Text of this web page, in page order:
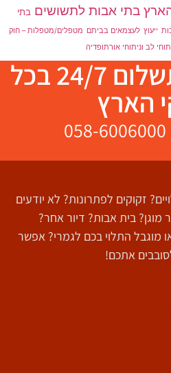
בתי אבות לתשושים בתי
ייעוץ לעצמאים בביתם מטפלים/מטפלות – חוק
לב וניתוחי אורתופדיה
שירות ללא תשלום 24/7 בכל
הארץ
058-6006000
זקוקים לפתרונות? לא יודעים
מוגן? בית אבות? דיור אחר?
מוגבל התלוי בכם לגמרי? אפשר
אתכם!